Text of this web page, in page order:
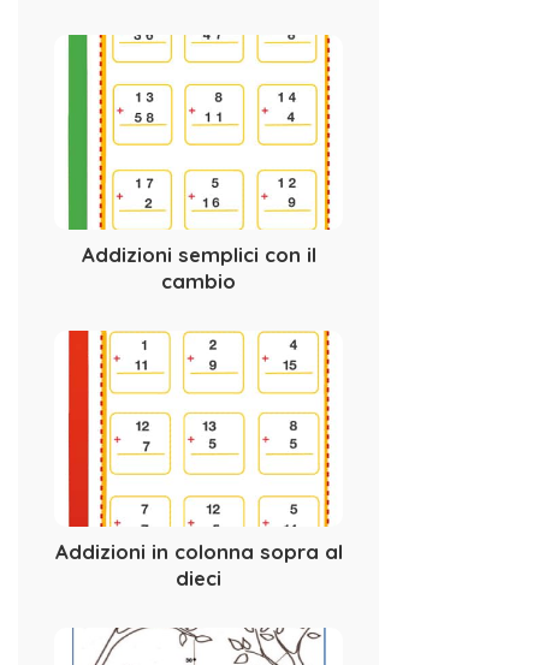
Addizioni semplici con il
cambio
Addizioni in colonna sopra al
dieci